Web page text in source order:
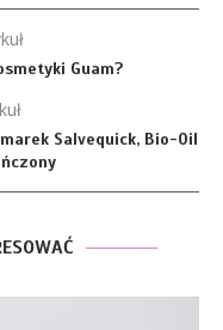
Guam?
Salvequick, Bio-Oil